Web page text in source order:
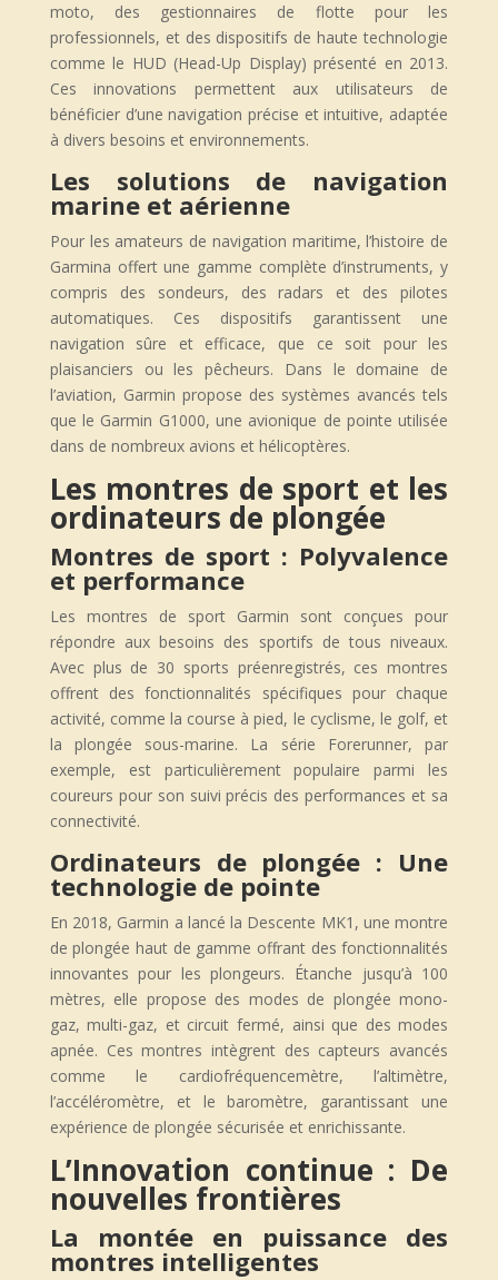
moto, des gestionnaires de flotte pour les
professionnels, et des dispositifs de haute technologie
comme le HUD (Head-Up Display) présenté en 2013.
Ces innovations permettent aux utilisateurs de
bénéficier d’une navigation précise et intuitive, adaptée
à divers besoins et environnements.
Les solutions de navigation
marine et aérienne
Pour les amateurs de navigation maritime, l’histoire de
Garmina offert une gamme complète d’instruments, y
compris des sondeurs, des radars et des pilotes
automatiques. Ces dispositifs garantissent une
navigation sûre et efficace, que ce soit pour les
plaisanciers ou les pêcheurs. Dans le domaine de
l’aviation, Garmin propose des systèmes avancés tels
que le Garmin G1000, une avionique de pointe utilisée
dans de nombreux avions et hélicoptères.
Les montres de sport et les
ordinateurs de plongée
Montres de sport : Polyvalence
et performance
Les montres de sport Garmin sont conçues pour
répondre aux besoins des sportifs de tous niveaux.
Avec plus de 30 sports préenregistrés, ces montres
offrent des fonctionnalités spécifiques pour chaque
activité, comme la course à pied, le cyclisme, le golf, et
la plongée sous-marine. La série Forerunner, par
exemple, est particulièrement populaire parmi les
coureurs pour son suivi précis des performances et sa
connectivité.
Ordinateurs de plongée : Une
technologie de pointe
En 2018, Garmin a lancé la Descente MK1, une montre
de plongée haut de gamme offrant des fonctionnalités
innovantes pour les plongeurs. Étanche jusqu’à 100
mètres, elle propose des modes de plongée mono-
gaz, multi-gaz, et circuit fermé, ainsi que des modes
apnée. Ces montres intègrent des capteurs avancés
comme le cardiofréquencemètre, l’altimètre,
l’accéléromètre, et le baromètre, garantissant une
expérience de plongée sécurisée et enrichissante.
L’Innovation continue : De
nouvelles frontières
La montée en puissance des
montres intelligentes